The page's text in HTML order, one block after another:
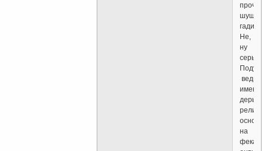
Не,
ну
ведь
на